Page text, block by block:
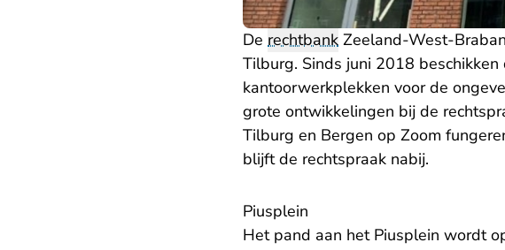
De rechtbank Zeeland-West-
Tilburg. Sinds juni 2018
kantoorwerkplekken voor de
grote ontwikkelingen bij de
Tilburg en Bergen op Zoom
blijft de rechtspraak nabij.
Piusplein
Het pand aan het Piusplein wordt